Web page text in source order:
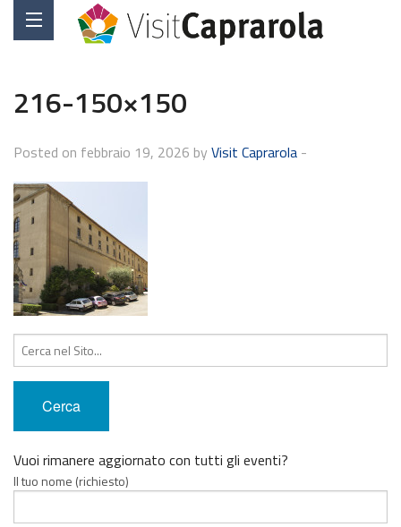
216-150×150
Posted on febbraio 19, 2026 by Visit Caprarola -
Cerca:
Vuoi rimanere aggiornato con tutti gli eventi?
Il tuo nome (richiesto)